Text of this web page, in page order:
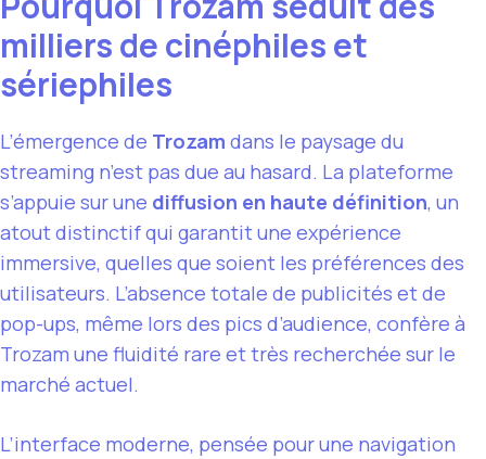
milliers de cinéphiles et
sériephiles
L’émergence de Trozam dans le paysage du
streaming n’est pas due au hasard. La plateforme
s’appuie sur une diffusion en haute définition, un
atout distinctif qui garantit une expérience
immersive, quelles que soient les préférences des
utilisateurs. L’absence totale de publicités et de
pop-ups, même lors des pics d’audience, confère à
Trozam une fluidité rare et très recherchée sur le
marché actuel.
L’interface moderne, pensée pour une navigation